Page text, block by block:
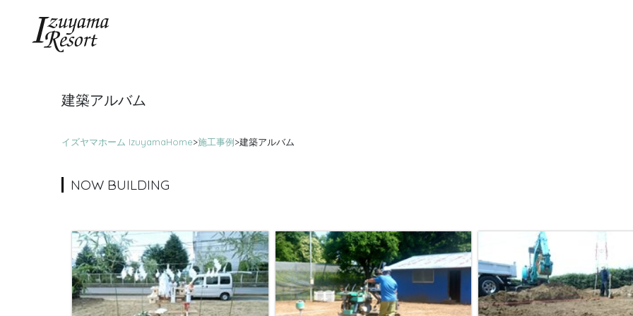
建築アルバム
イズヤマホーム IzuyamaHome>施工事例>建築アルバム
NOW BUILDING